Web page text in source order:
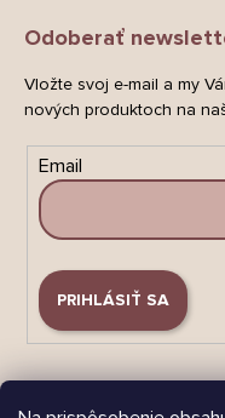
Odoberať
Vložte svoj e-mail a my
nových produktoch na
Email
PRIHLÁSIŤ SA